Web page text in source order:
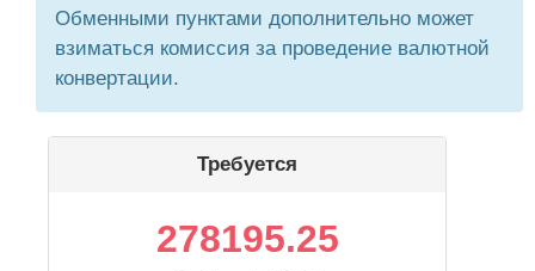
Обменными пунктами дополнительно может
взиматься комиссия за проведение валютной
конвертации.
Требуется
278195.25